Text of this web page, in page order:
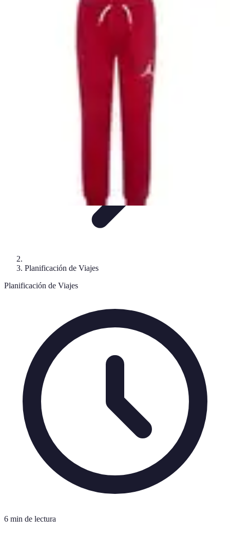
Consejos de Viaje
Experiencias de Viaje
Planificación de Viajes
Planificación de Viajes
6 min de lectura